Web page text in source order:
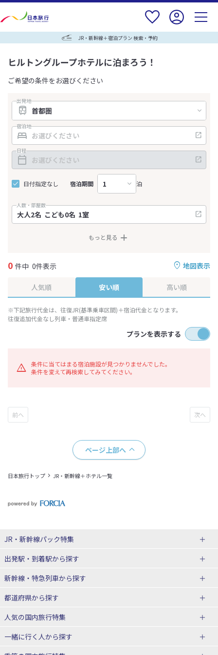
JR・新幹線＋宿泊プラン 検索・予約
ヒルトングループホテルに泊まろう！
ご希望の条件をお選びください
出発地
宿泊地
日程
日付指定なし 宿泊期間 泊
人数・部屋数
もっと見る
地図表示
0 件中 0件表示
人気順 安い順 高い順
※下記旅行代金は、往復JR(基準乗車区間)＋宿泊代金となります。
往復追加代金なし列車・普通車指定席
プランを表示する
条件に当てはまる宿泊施設が見つかりませんでした。
条件を変えて再検索してみてください。
ページ上部へ
日本旅行トップ JR・新幹線＋ホテル一覧
JR・新幹線パック特集
JR・新幹線＋ホテルパック
出張パック
出発駅・到着駅から探す
秋田⇔東京 新幹線パック
仙台→東京 新幹線パック
富山⇔東京 新幹線パック
東京→仙台 新幹線パック
新幹線・特急列車から探す
北海道新幹線 旅行
山形新幹線 旅行
東海道新幹線 旅行
都道府県から探す
北海道旅行・ツアー
人気の国内旅行特集
東京ディズニーリゾート®への旅
ユニバーサル・スタジオ・ジャパ
一緒に行く人から探す